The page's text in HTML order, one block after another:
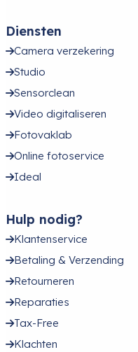
Diensten
Camera verzekering
Studio
Sensorclean
Video digitaliseren
Fotovaklab
Online fotoservice
Ideal
Hulp nodig?
Klantenservice
Betaling & Verzending
Retourneren
Reparaties
Tax-Free
Klachten